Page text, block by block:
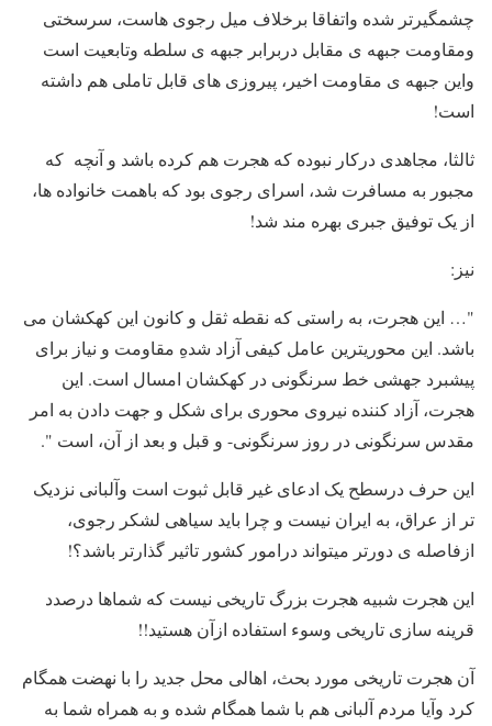
چشمگیرتر شده واتفاقا برخلاف میل رجوی هاست، سرسختی
ومقاومت جبهه ی مقابل دربرابر جبهه ی سلطه وتابعیت است
واین جبهه ی مقاومت اخیر، پیروزی های قابل تاملی هم داشته
است!
ثالثا، مجاهدی درکار نبوده که هجرت هم کرده باشد و آنچه که
مجبور به مسافرت شد، اسرای رجوی بود که باهمت خانواده ها،
از یک توفیق جبری بهره مند شد!
نیز:
"… این هجرت، به راستى که نقطه ثقل و کانون این کهکشان مى
باشد. این محوریترین عامل کیفى آزاد شدهِ مقاومت و نیاز براى
پیشبرد جهشى خط سرنگونى در کهکشان امسال است. این
هجرت، آزاد کننده نیروى محورى براى شکل و جهت دادن به امر
مقدس سرنگونى در روز سرنگونى- و قبل و بعد از آن، است ".
این حرف درسطح یک ادعای غیر قابل ثبوت است وآلبانی نزدیک
تر از عراق، به ایران نیست و چرا باید سیاهی لشکر رجوی،
ازفاصله ی دورتر میتواند درامور کشور تاثیر گذارتر باشد؟!
این هجرت شبیه هجرت بزرگ تاریخی نیست که شماها درصدد
قرینه سازی تاریخی وسوء استفاده ازآن هستید!!
آن هجرت تاریخی مورد بحث، اهالی محل جدید را با نهضت همگام
کرد وآیا مردم آلبانی هم با شما همگام شده و به همراه شما به